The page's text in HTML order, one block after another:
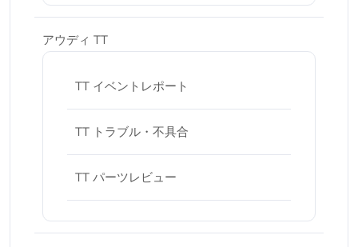
アウディ TT
TT イベントレポート
TT トラブル・不具合
TT パーツレビュー